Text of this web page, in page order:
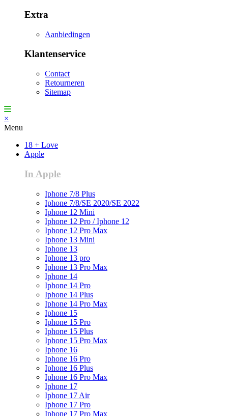
Extra
Aanbiedingen
Klantenservice
Contact
Retourneren
Sitemap
×
Menu
18 + Love
Apple
In Apple
Iphone 7/8 Plus
Iphone 7/8/SE 2020/SE 2022
Iphone 12 Mini
Iphone 12 Pro / Iphone 12
Iphone 12 Pro Max
Iphone 13 Mini
Iphone 13
Iphone 13 pro
Iphone 13 Pro Max
Iphone 14
Iphone 14 Pro
Iphone 14 Plus
Iphone 14 Pro Max
Iphone 15
Iphone 15 Pro
Iphone 15 Plus
Iphone 15 Pro Max
Iphone 16
Iphone 16 Pro
Iphone 16 Plus
Iphone 16 Pro Max
Iphone 17
Iphone 17 Air
Iphone 17 Pro
Iphone 17 Pro Max